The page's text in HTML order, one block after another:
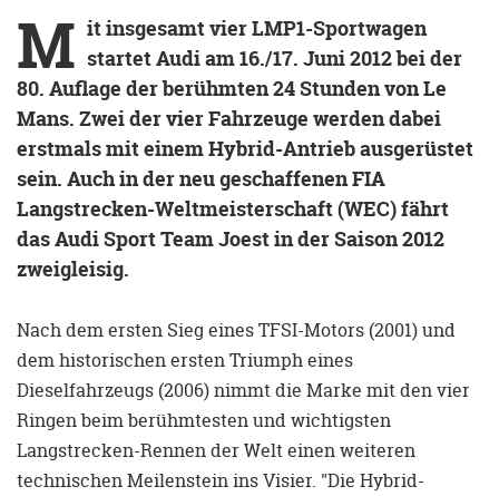
M it insgesamt vier LMP1-Sportwagen
startet Audi am 16./17. Juni 2012 bei der
80. Auflage der berühmten 24 Stunden von Le
Mans. Zwei der vier Fahrzeuge werden dabei
erstmals mit einem Hybrid-Antrieb ausgerüstet
sein. Auch in der neu geschaffenen FIA
Langstrecken-Weltmeisterschaft (WEC) fährt
das Audi Sport Team Joest in der Saison 2012
zweigleisig.
Nach dem ersten Sieg eines TFSI-Motors (2001) und
dem historischen ersten Triumph eines
Dieselfahrzeugs (2006) nimmt die Marke mit den vier
Ringen beim berühmtesten und wichtigsten
Langstrecken-Rennen der Welt einen weiteren
technischen Meilenstein ins Visier. "Die Hybrid-